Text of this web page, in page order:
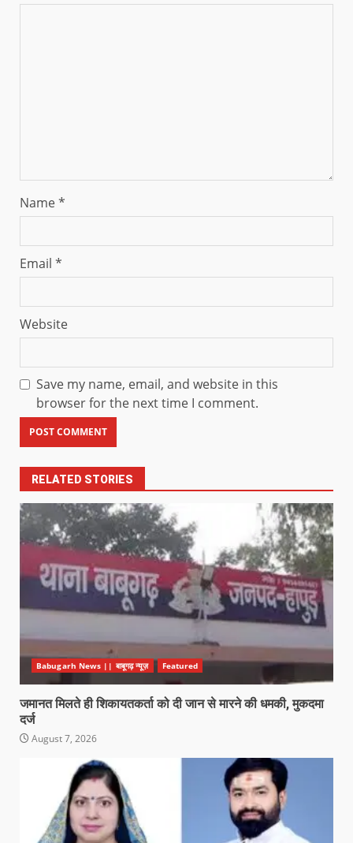
Name*
Email *
Website
Save my name, email, and website in this
browser for the next time I comment.
RELATED STORIES
Babugarh News || बाबूगढ़ न्यूज़ Featured
जमानत मिलते ही शिकायतकर्ता को दी जान से मारने की धमकी, मुकदमा
दर्ज
August 7, 2026